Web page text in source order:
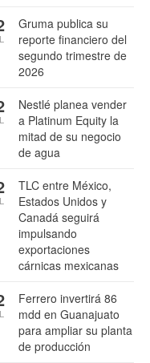
Gruma publica su
reporte financiero del
segundo trimestre de
2026
Nestlé planea vender
a Platinum Equity la
mitad de su negocio
de agua
TLC entre México,
Estados Unidos y
Canadá seguirá
impulsando
exportaciones
cárnicas mexicanas
Ferrero invertirá 86
mdd en Guanajuato
para ampliar su planta
de producción